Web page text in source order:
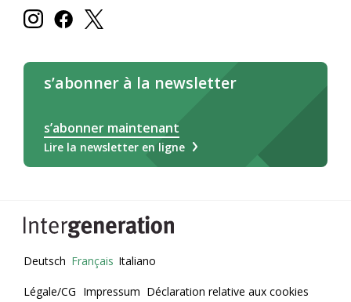
s’abonner à la newsletter
s’abonner maintenant
Lire la newsletter en ligne
Légale/CG Impressum Déclaration relative aux cookies
Deutsch Français Italiano